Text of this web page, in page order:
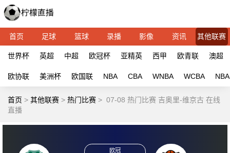
首页 足球 篮球 录播 影像 资讯 其他联赛
世界杯 英超 中超 欧冠杯 亚精英 西甲 欧青联 澳超
欧协联 美洲杯 欧国联 NBA CBA WNBA WCBA
首页 > 其他联赛 > 热门比赛 > 07-08 热门比赛 吉奥里-维京古 在线
直播